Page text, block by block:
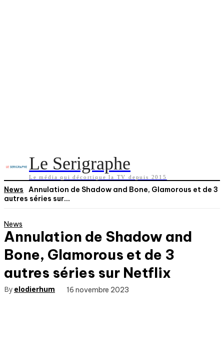
Le Serigraphe
Le média qui décortique la TV depuis 2015
News
Annulation de Shadow and Bone, Glamorous et de 3
autres séries sur...
News
Annulation de Shadow and
Bone, Glamorous et de 3
autres séries sur Netflix
By elodierhum 16 novembre 2023